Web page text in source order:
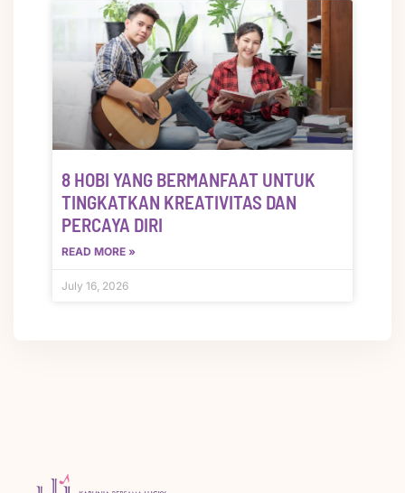
8 HOBI YANG BERMANFAAT UNTUK
TINGKATKAN KREATIVITAS DAN
PERCAYA DIRI
READ MORE »
July 16, 2026